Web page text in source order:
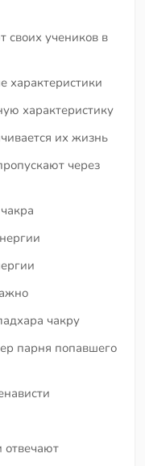
своих учеников в
характеристики
характеристику
их жизнь
через
чакру
парня попавшего
отвечают